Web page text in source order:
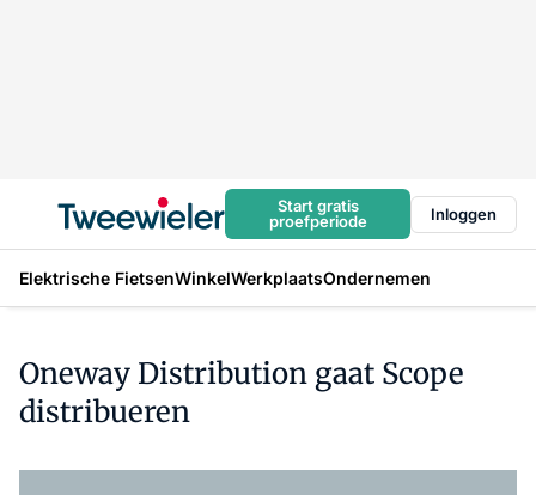
Start gratis
proefperiode
Inloggen
Elektrische FietsenWinkelWerkplaatsOndernemen
Oneway Distribution gaat Scope
distribueren